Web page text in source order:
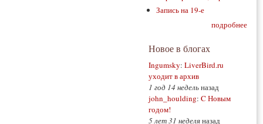
Запись на 19-е
подробнее
Новое в блогах
Ingumsky: LiverBird.ru
уходит в архив
1 год 14 недельназад
john_houlding: C Новым
годом!
5 лет 31 неделяназад